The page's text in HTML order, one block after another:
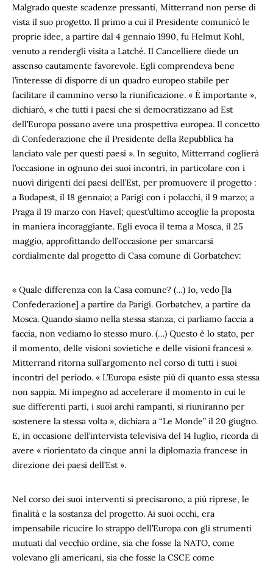
Malgrado queste scadenze pressanti, Mitterrand non perse di
vista il suo progetto. Il primo a cui il Presidente comunicò le
proprie idee, a partire dal 4 gennaio 1990, fu Helmut Kohl,
venuto a rendergli visita a Latché. Il Cancelliere diede un
assenso cautamente favorevole. Egli comprendeva bene
l’interesse di disporre di un quadro europeo stabile per
facilitare il cammino verso la riunificazione. « È importante »,
dichiarò, « che tutti i paesi che si democratizzano ad Est
dell’Europa possano avere una prospettiva europea. Il concetto
di Confederazione che il Presidente della Repubblica ha
lanciato vale per questi paesi ». In seguito, Mitterrand coglierà
l’occasione in ognuno dei suoi incontri, in particolare con i
nuovi dirigenti dei paesi dell’Est, per promuovere il progetto :
a Budapest, il 18 gennaio; a Parigi con i polacchi, il 9 marzo; a
Praga il 19 marzo con Havel; quest’ultimo accoglie la proposta
in maniera incoraggiante. Egli evoca il tema a Mosca, il 25
maggio, approfittando dell’occasione per smarcarsi
cordialmente dal progetto di Casa comune di Gorbatchev:
« Quale differenza con la Casa comune? (…) Io, vedo [la
Confederazione] a partire da Parigi. Gorbatchev, a partire da
Mosca. Quando siamo nella stessa stanza, ci parliamo faccia a
faccia, non vediamo lo stesso muro. (…) Questo è lo stato, per
il momento, delle visioni sovietiche e delle visioni francesi ».
Mitterrand ritorna sull’argomento nel corso di tutti i suoi
incontri del periodo. « L’Europa esiste più di quanto essa stessa
non sappia. Mi impegno ad accelerare il momento in cui le
sue differenti parti, i suoi archi rampanti, si riuniranno per
sostenere la stessa volta », dichiara a “Le Monde” il 20 giugno.
E, in occasione dell’intervista televisiva del 14 luglio, ricorda di
avere « riorientato da cinque anni la diplomazia francese in
direzione dei paesi dell’Est ».
Nel corso dei suoi interventi si precisarono, a più riprese, le
finalità e la sostanza del progetto. Ai suoi occhi, era
impensabile ricucire lo strappo dell’Europa con gli strumenti
mutuati dal vecchio ordine, sia che fosse la NATO, come
volevano gli americani, sia che fosse la CSCE come